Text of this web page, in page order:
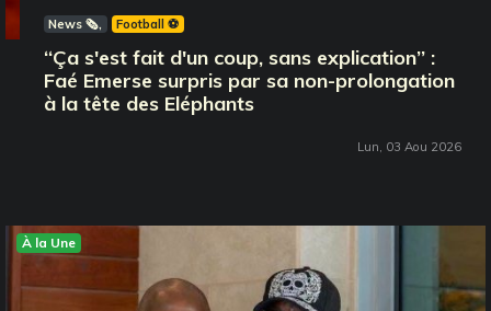
News 🗞️ Football ⚽️
‘‘Ça s'est fait d'un coup, sans explication’’ :
Faé Emerse surpris par sa non-prolongation
à la tête des Eléphants
Lun, 03 Aou 2026
À la Une